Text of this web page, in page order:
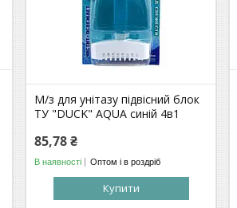
М/з для унітазу підвісний блок
ТУ "DUCK" AQUA синій 4в1
85,78 ₴
В наявності Оптом і в роздріб
Купити